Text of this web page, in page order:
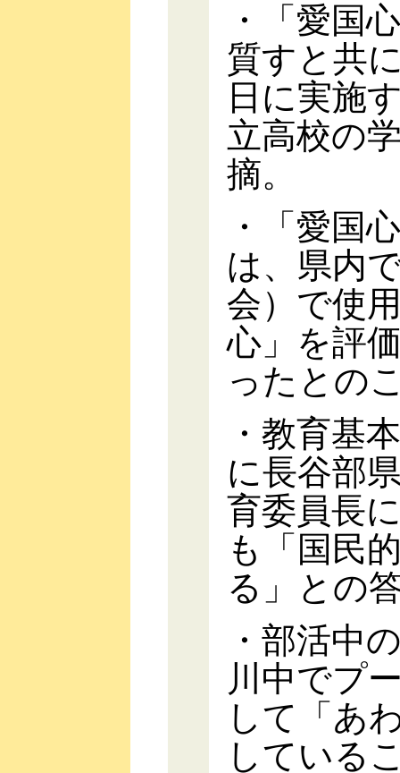
・「愛国
質すと共
日に実施
立高校の
摘。
・「愛国
は、県内
会）で使
心」を評
ったとの
・教育基
に長谷部
育委員長
も「国民
る」との
・部活中
川中でプ
して「あ
している